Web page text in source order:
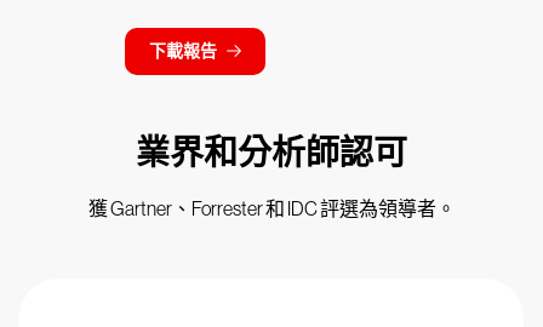
下載報告
業界和分析師認可
獲 Gartner、Forrester 和 IDC 評選為領導者。